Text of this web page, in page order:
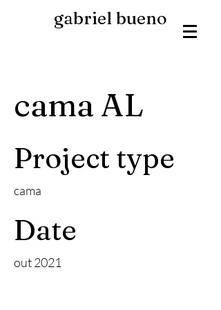
gabriel bueno
cama AL
Project type
cama
Date
out 2021